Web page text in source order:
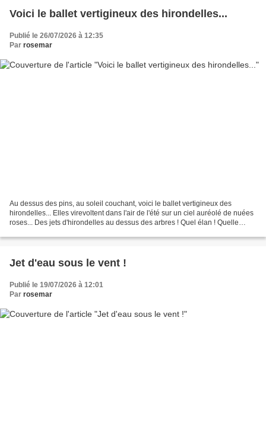
Voici le ballet vertigineux des hirondelles...
Publié le 26/07/2026 à 12:35
Par rosemar
Au dessus des pins, au soleil couchant, voici le ballet vertigineux des
hirondelles... Elles virevoltent dans l'air de l'été sur un ciel auréolé de nuées
roses... Des jets d'hirondelles au dessus des arbres ! Quel élan ! Quelle
Jet d'eau sous le vent !
Publié le 19/07/2026 à 12:01
Par rosemar